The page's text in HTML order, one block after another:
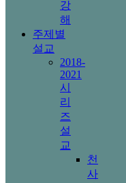
강
해
주제별
설교
2018-
2021
시
리
즈
설
교
천
사